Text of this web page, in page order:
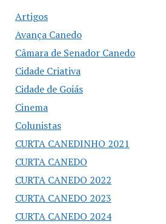
Artigos
Avança Canedo
Câmara de Senador Canedo
Cidade Criativa
Cidade de Goiás
Cinema
Colunistas
CURTA CANEDINHO 2021
CURTA CANEDO
CURTA CANEDO 2022
CURTA CANEDO 2023
CURTA CANEDO 2024